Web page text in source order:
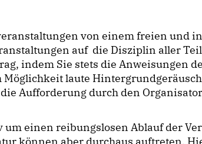
von einem freien und
auf die Disziplin aller
indem Sie stets die Anweisungen
Möglichkeit laute
Aufforderung durch den
einen reibungslosen Ablauf der